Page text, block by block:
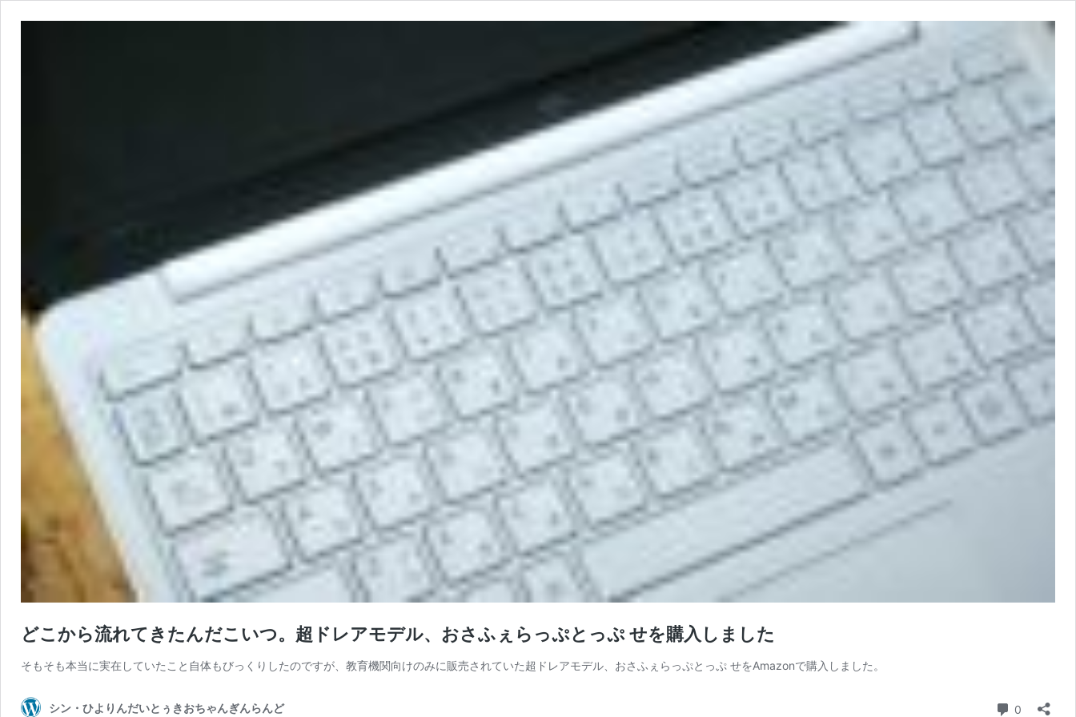
どこから流れてきたんだこいつ。超ドレアモデル、おさふぇらっぷとっぷ せを購入しました
そもそも本当に実在していたこと自体もびっくりしたのですが、教育機関向けのみに販売されていた超ドレアモデル、おさふぇらっぷとっぷ せをAmazonで購入しました。
シン・ひよりんだいとぅきおちゃんぎんらんど 0 コメント